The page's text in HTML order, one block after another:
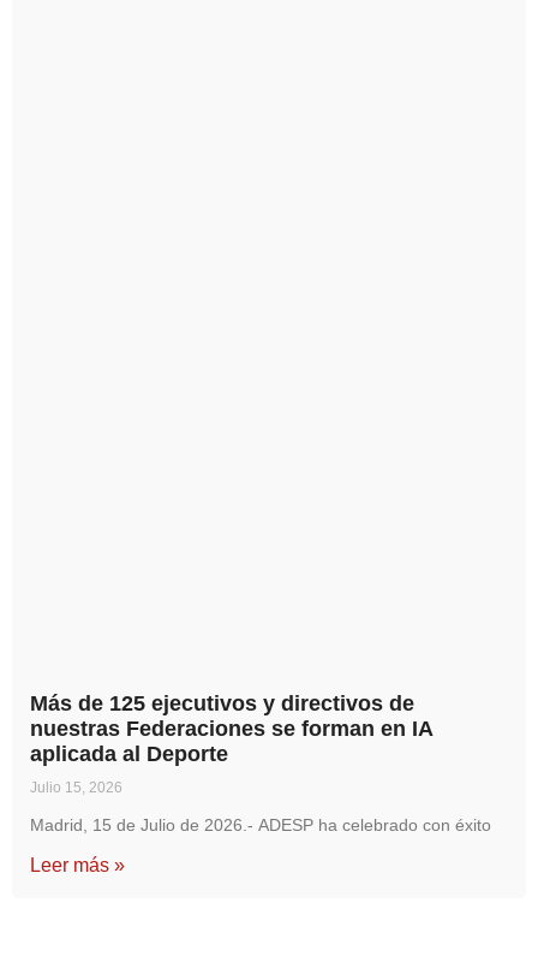
Más de 125 ejecutivos y directivos de
nuestras Federaciones se forman en IA
aplicada al Deporte
Julio 15, 2026
Madrid, 15 de Julio de 2026.- ADESP ha celebrado con éxito
Leer más »